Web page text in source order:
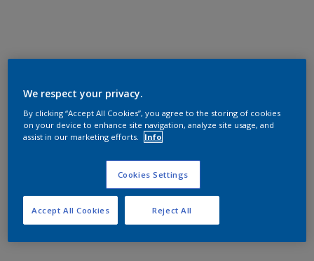
We respect your privacy.
By clicking “Accept All Cookies”, you agree to the storing of cookies
on your device to enhance site navigation, analyze site usage, and
assist in our marketing efforts.
Info
Cookies Settings
Reject All
Accept All Cookies